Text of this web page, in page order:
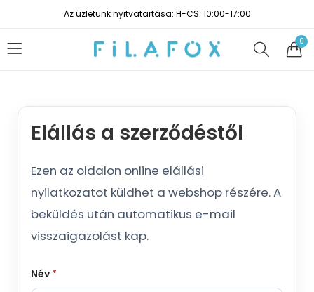
Az üzletünk nyitvatartása: H-CS: 10:00-17:00
0
Elállás a szerződéstől
Ezen az oldalon online elállási
nyilatkozatot küldhet a webshop részére. A
beküldés után automatikus e-mail
visszaigazolást kap.
Név *